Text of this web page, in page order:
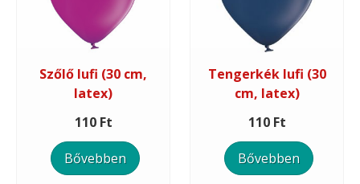
Szőlő lufi (30 cm,
latex)
110 Ft
Bővebben
Tengerkék lufi (30
cm, latex)
110 Ft
Bővebben